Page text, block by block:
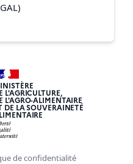
L'AGRICULTURE,
L'AGRO-ALIMENTAIRE
DE LA SOUVERAINETÉ
de confidentialité